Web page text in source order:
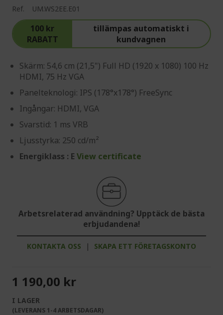
Ref. UM.WS2EE.E01
100 kr
RABATT
tillämpas automatiskt i
kundvagnen
Skärm: 54,6 cm (21,5") Full HD (1920 x 1080) 100 Hz
HDMI, 75 Hz VGA
Panelteknologi: IPS (178°x178°) FreeSync
Ingångar: HDMI, VGA
Svarstid: 1 ms VRB
Ljusstyrka: 250 cd/m²
Energiklass : E View certificate
Arbetsrelaterad användning? Upptäck de bästa
erbjudandena!
KONTAKTA OSS | SKAPA ETT FÖRETAGSKONTO
1 190,00 kr
I LAGER
(LEVERANS 1-4 ARBETSDAGAR)